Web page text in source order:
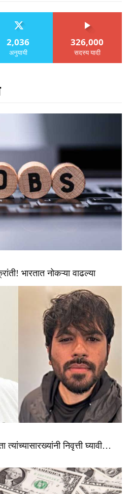
2,036
अनुयायी
326,000
सदस्य यादी
भारतात नोकऱ्या वाढल्या
निवृत्ती घ्यावी…